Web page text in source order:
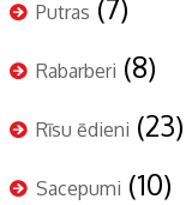
Putras (7)
Rabarberi (8)
Rīsu ēdieni (23)
Sacepumi (10)